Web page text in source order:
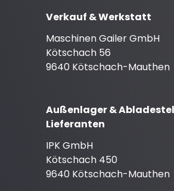
Verkauf & Werkstatt
Maschinen Gailer GmbH
Kötschach 56
9640 Kötschach-Mauthen
Außenlager &
Lieferanten
IPK GmbH
Kötschach 450
9640 Kötschach-Mauthen